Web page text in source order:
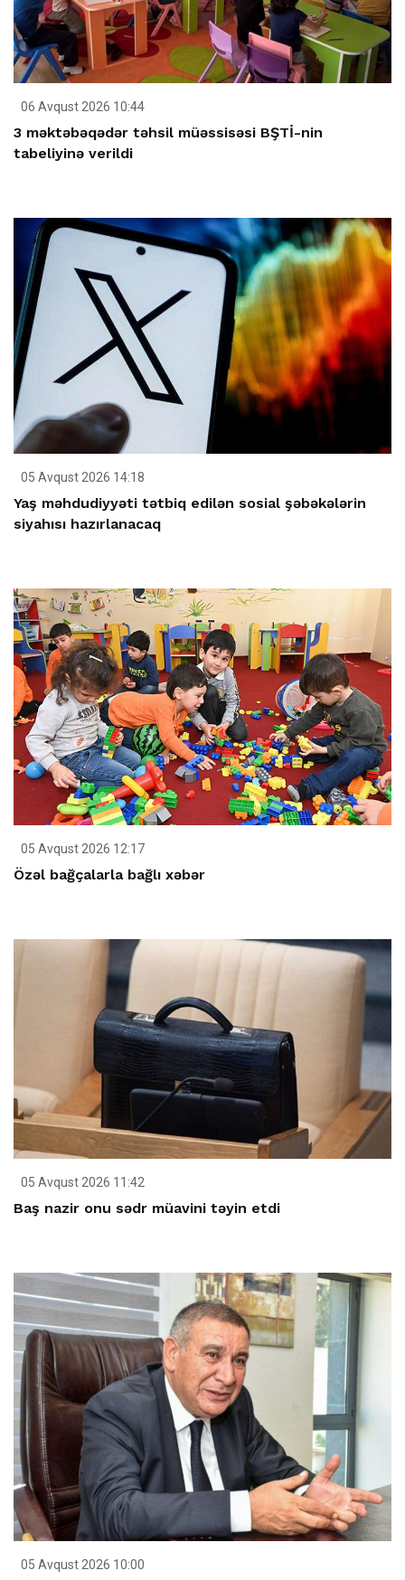
06 Avqust 2026 10:44
3 məktəbəqədər təhsil müəssisəsi BŞTİ-nin
tabeliyinə verildi
05 Avqust 2026 14:18
Yaş məhdudiyyəti tətbiq edilən sosial şəbəkələrin
siyahısı hazırlanacaq
05 Avqust 2026 12:17
Özəl bağçalarla bağlı xəbər
05 Avqust 2026 11:42
Baş nazir onu sədr müavini təyin etdi
05 Avqust 2026 10:00